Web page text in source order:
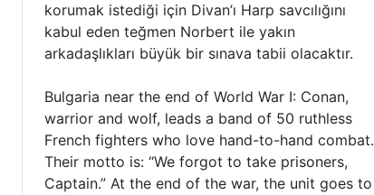
korumak istediği için Divan’ı Harp savcılığını
kabul eden teğmen Norbert ile yakın
arkadaşlıkları büyük bir sınava tabii olacaktır.
Bulgaria near the end of World War I: Conan,
warrior and wolf, leads a band of 50 ruthless
French fighters who love hand-to-hand combat.
Their motto is: “We forgot to take prisoners,
Captain.” At the end of the war, the unit goes to